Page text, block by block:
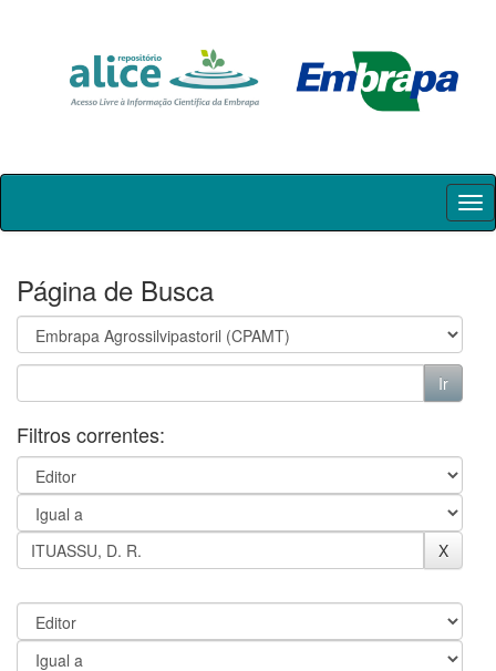
Skip
Página de Busca
Filtros correntes: